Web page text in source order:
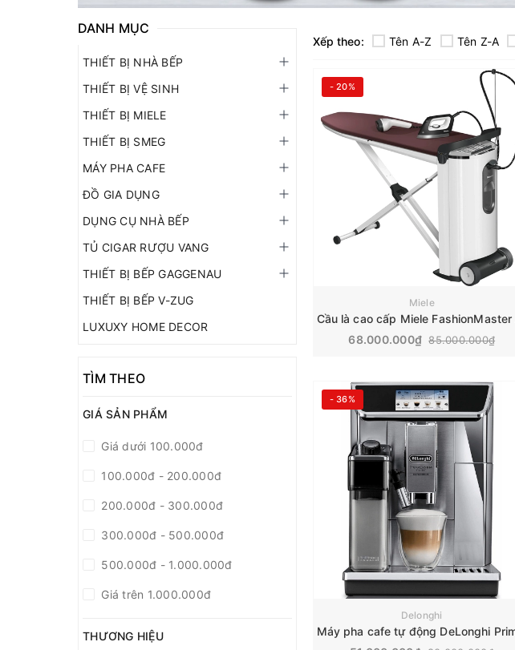
Xếp theo: Tên A-Z Tên Z-A
- 20%
Miele
68.000.000₫ 85.000.000₫
- 36%
Delonghi
DANH MỤC
THIẾT BỊ NHÀ BẾP
THIẾT BỊ VỆ SINH
THIẾT BỊ MIELE
THIẾT BỊ SMEG
MÁY PHA CAFE
ĐỒ GIA DỤNG
DỤNG CỤ NHÀ BẾP
TỦ CIGAR RƯỢU VANG
THIẾT BỊ BẾP GAGGENAU
THIẾT BỊ BẾP V-ZUG
LUXUXY HOME DECOR
TÌM THEO
GIÁ SẢN PHẨM
Giá dưới 100.000đ
100.000đ - 200.000đ
200.000đ - 300.000đ
300.000đ - 500.000đ
500.000đ - 1.000.000đ
Giá trên 1.000.000đ
THƯƠNG HIỆU